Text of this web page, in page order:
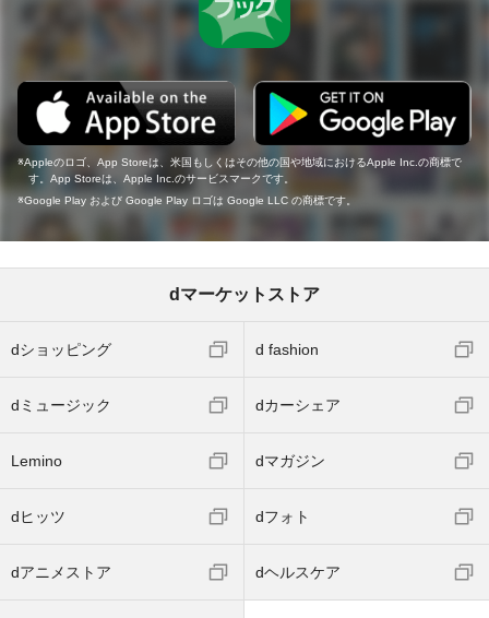
Appleのロゴ、App Storeは、米国もしくはその他の国や地域におけるApple Inc.の商標で
す。App Storeは、Apple Inc.のサービスマークです。
Google Play および Google Play ロゴは Google LLC の商標です。
dマーケットストア
dショッピング d fashion
dミュージック dカーシェア
Lemino dマガジン
dヒッツ dフォト
dアニメストア dヘルスケア